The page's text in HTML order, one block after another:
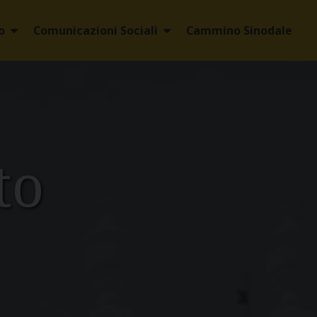
Comunicazioni Sociali Cammino Sinodale